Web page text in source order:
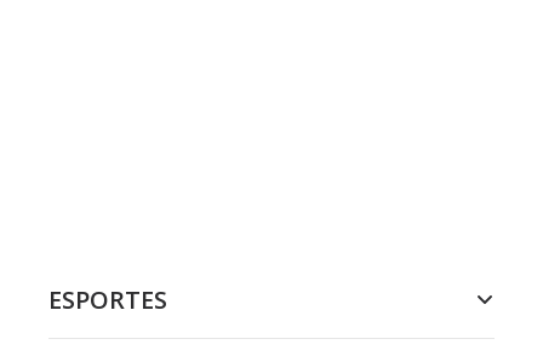
ESPORTES